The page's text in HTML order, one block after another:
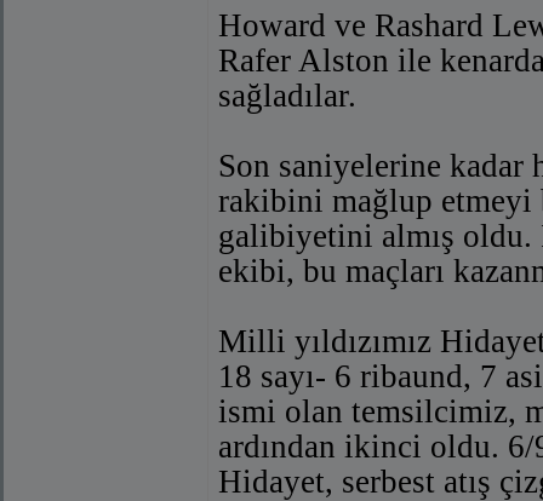
Howard ve Rashard
Rafer Alston ile
sağladılar.
Son saniyelerine kadar
rakibini mağlup
galibiyetini almış oldu.
ekibi, bu maçları
Milli yıldızımız
18 sayı- 6 ribaund, 7
ismi olan temsilcimiz,
ardından ikinci oldu.
Hidayet, serbest atış